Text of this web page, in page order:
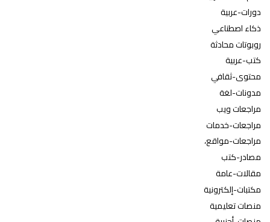
دورات-عربية
ذكاء اصطناعي
روبوتات محادثة
كتب-عربية
محتوى-ثقافي
مدونات-لغة
مراجعات ويب
مراجعات-خدمات
مراجعات-مواقع،
مصادر-كتب
مقالات-عامة
مكتبات-إلكترونية
منصات تعليمية